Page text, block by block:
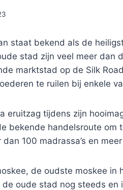
staat bekend als de
stad zijn veel meer dan
marktstad op de Silk
te ruilen bij enkele
eruitzag tijdens zijn
bekende handelsroute om
100 madrassa’s en
de oudste moskee in
oude stad nog steeds en